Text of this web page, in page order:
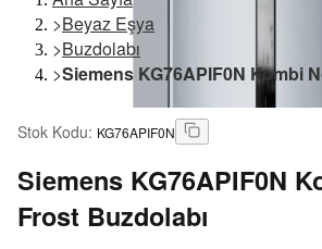
>Beyaz Eşya
>Buzdolabı
>Siemens KG76APIF0N Kombi
Stok Kodu: KG76APIF0N
Siemens KG76APIF0N
Frost Buzdolabı